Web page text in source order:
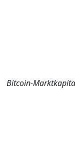
Bitcoin-